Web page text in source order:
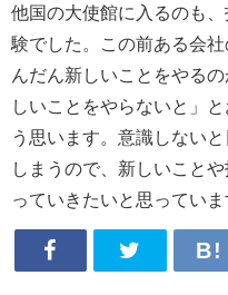
他国の大使館に入るのも
験でした。この前ある会
んだん新しいことをやる
しいことをやらないと」
う思います。意識しない
しまうので、新しいこと
っていきたいと思っていま